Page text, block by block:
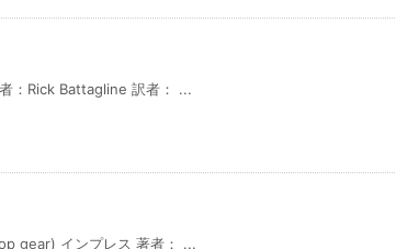
：Rick Battagline 訳者： ...
gear) インプレス 著者： ...